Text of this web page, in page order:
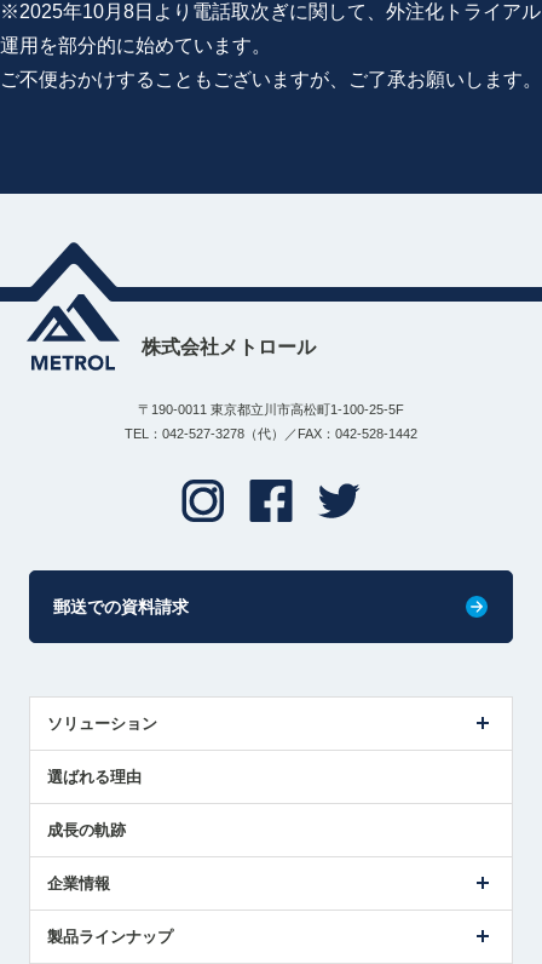
※2025年10月8日より電話取次ぎに関して、外注化トライアル
運用を部分的に始めています。
ご不便おかけすることもございますが、ご了承お願いします。
株式会社メトロール
〒190-0011 東京都立川市高松町1-100-25-5F
TEL：042-527-3278（代）／FAX：042-528-1442
郵送での資料請求
ソリューション
解決策提案
選ばれる理由
成長の軌跡
企業情報
ごあいさつ
製品ラインナップ